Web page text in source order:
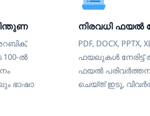
100-ൽ
ഭാഷാ
നിരവധി ഫയൽ
PDF, DOCX, PPTX,
ഫയലുകൾ
ഫയൽ
ചെയ്ത് ഇടൂ,